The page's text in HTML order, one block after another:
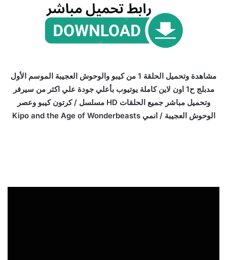
مشاهدة وتحميل الحلقة 1 من كيبو والوحوش العجيبة الموسم الأول
مدبلج ح1 اون لاين كاملة يوتيوب بأعلي جودة علي اكثر من سيرفر
وتحميل مباشر جميع الحلقات HD مسلسل / كرتون كيبو وعصر
الوحوش العجيبة / انمي Kipo and the Age of Wonderbeasts